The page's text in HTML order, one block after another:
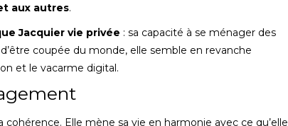
aux autres.
Jacquier vie privée : sa capacité à se ménager des
coupée du monde, elle semble en revanche
et le vacarme digital.
cohérence. Elle mène sa vie en harmonie avec ce qu’elle